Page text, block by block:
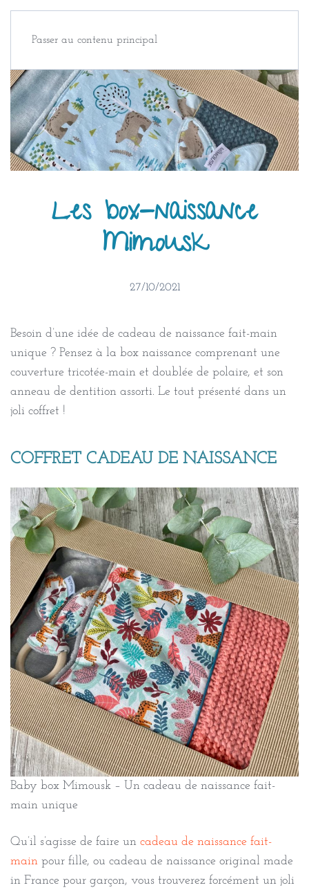
Passer au contenu principal
Les box-naissance
Mimousk
27/10/2021
Besoin d’une idée de cadeau de naissance fait-main
unique ? Pensez à la box naissance comprenant une
couverture tricotée-main et doublée de polaire, et son
anneau de dentition assorti. Le tout présenté dans un
joli coffret !
COFFRET CADEAU DE NAISSANCE
Baby box Mimousk – Un cadeau de naissance fait-
main unique
Qu’il s’agisse de faire un cadeau de naissance fait-
main pour fille, ou cadeau de naissance original made
in France pour garçon, vous trouverez forcément un joli